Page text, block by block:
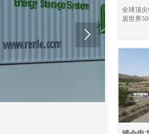
推荐

全球顶
居世界